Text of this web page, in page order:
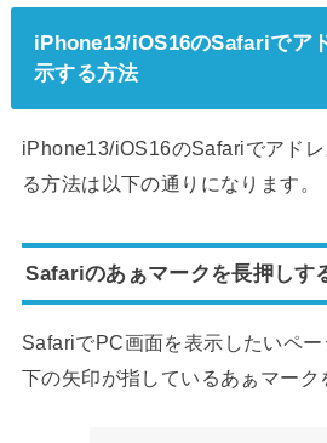
iPhone13/iOS16のSafariでア
示する方法
iPhone13/iOS16のSafariでアド
る方法は以下の通りになります。
Safariのあぁマークを長押しす
SafariでPC画面を表示したいペ
下の矢印が指しているあぁマーク